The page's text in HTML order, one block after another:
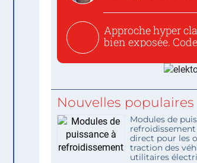
Approche hyper
bien exposée. Code
Nouvelles populaires
Modules de
direct pour les
traction des
utilitaires